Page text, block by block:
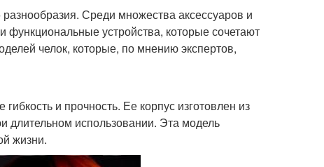
Среди множества аксессуаров и
устройства, которые сочетают
челок, которые, по мнению экспертов,
и прочность. Ее корпус изготовлен из
длительном использовании. Эта модель
жизни.